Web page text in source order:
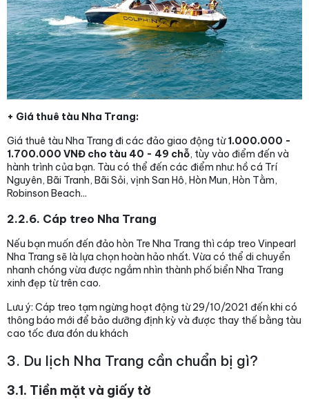
+ Giá thuê tàu Nha Trang:
Giá thuê tàu Nha Trang đi các đảo giao động từ1.000.000 -
1.700.000 VNĐ cho tàu 40 - 49 chỗ, tùy vào điểm đến và
hành trình của bạn. Tàu có thể đến các điểm như: hồ cá Trí
Nguyên, Bãi Tranh, Bãi Sỏi, vịnh San Hô, Hòn Mun, Hòn Tằm,
Robinson Beach...
2.2.6. Cáp treo Nha Trang
Nếu bạn muốn đến đảo hòn Tre Nha Trang thì cáp treo Vinpearl
Nha Trang sẽ là lựa chọn hoàn hảo nhất. Vừa có thể di chuyển
nhanh chóng vừa được ngắm nhìn thành phố biển Nha Trang
xinh đẹp từ trên cao.
Lưu ý: Cáp treo tạm ngừng hoạt động từ 29/10/2021 đến khi có
thông báo mới để bảo dưỡng định kỳ và được thay thế bằng tàu
cao tốc đưa đón du khách
3. Du lịch Nha Trang cần chuẩn bị gì?
3.1. Tiền mặt và giấy tờ